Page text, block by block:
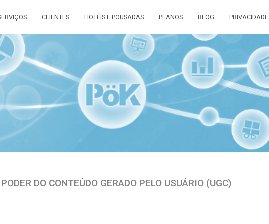
CLIENTES HOTÉIS E POUSADAS PLANOS BLOG PRIVACIDADE
DO CONTEÚDO GERADO PELO USUÁRIO (UGC)